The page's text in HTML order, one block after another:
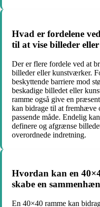
Hvad er fordelene
til at vise billeder
Der er flere fordele ved at
billeder eller kunstværker.
beskyttende barriere mod
beskadige billedet eller
ramme også give en
kan bidrage til at
passende måde. Endelig
definere og afgrænse
overordnede indretning.
Hvordan kan en
skabe en
En 40×40 ramme kan